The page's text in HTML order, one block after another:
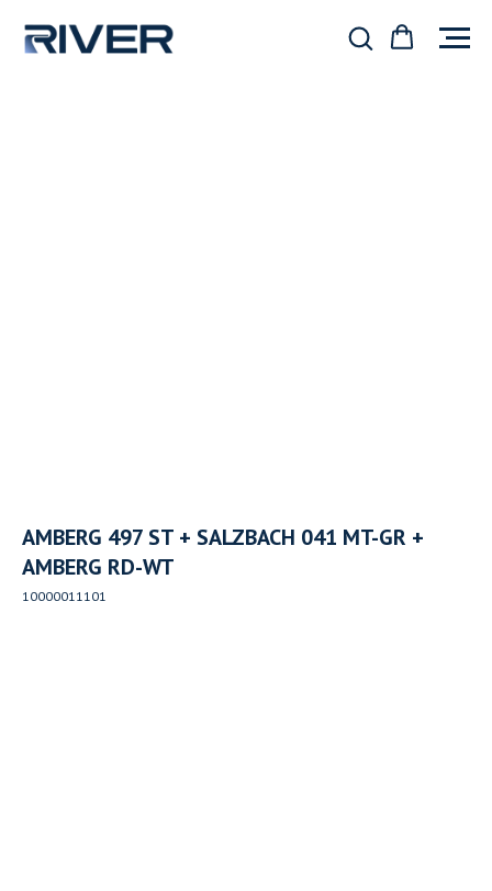
AMBERG 497 ST + SALZBACH 041 MT-GR +
AMBERG RD-WT
10000011101